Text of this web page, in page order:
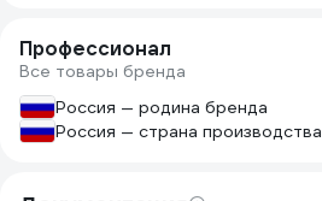
Профессионал
Все товары бренда
Россия — родина бренда
Россия — страна производства